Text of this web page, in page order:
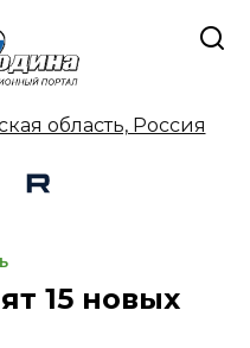
область, Россия
15 новых